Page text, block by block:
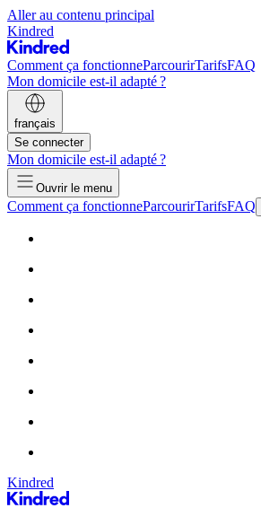
Aller au contenu principal
Kindred
Comment ça fonctionneParcourirTarifsFAQ
Mon domicile est-il adapté ?
français
Se connecter
Mon domicile est-il adapté ?
Ouvrir le menu
Comment ça fonctionneParcourirTarifsFAQ
Kindred